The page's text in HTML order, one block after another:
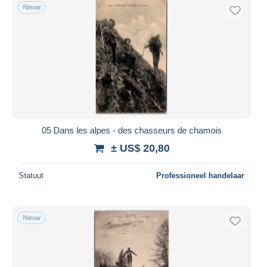
Nieuw
05 Dans les alpes - des chasseurs de chamois
± US$ 20,80
Statuut Professioneel handelaar
Nieuw